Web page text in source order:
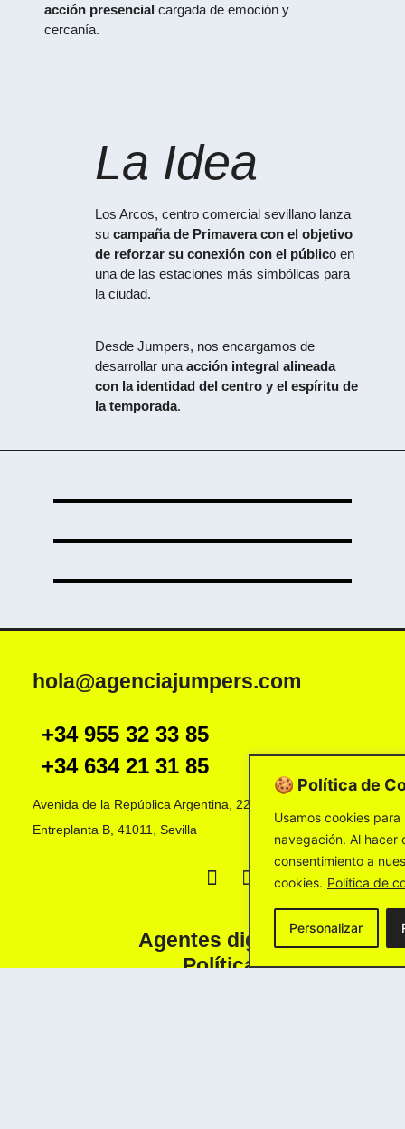
🍪 Política de
Usamos cookies
navegación. Al hacer
consentimiento a
cookies. Política de
Personalizar
acción presencial cargada de emoción y
cercanía.
La Idea
Los Arcos, centro comercial sevillano lanza
sucampaña de Primavera con el objetivo
de reforzar su conexión con el público en
una de las estaciones más simbólicas para
la ciudad.
Desde Jumpers, nos encargamos de
desarrollar unaacción integral alineada
con la identidad del centro y el espíritu de
la temporada.
hola@agenciajumpers.com
+34 955 32 33 85
+34 634 21 31 85
Avenida de la República Argentina, 22A
Entreplanta B, 41011, Sevilla
Agentes digitalizadores
Política de Cookies